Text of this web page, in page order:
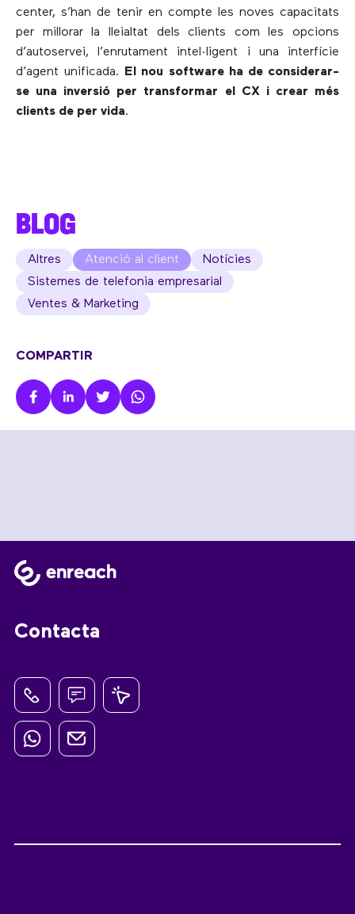
center, s’han de tenir en compte les noves capacitats
per millorar la lleialtat dels clients com les opcions
d’autoservei, l’enrutament intel·ligent i una interfície
d’agent unificada.
El nou software ha de considerar-
se una inversió per transformar el CX i crear més
clients de per vida.
BLOG
Altres Atenció al client
Notícies
Sistemes de telefonia empresarial
Ventes & Marketing
COMPARTIR
Contacta